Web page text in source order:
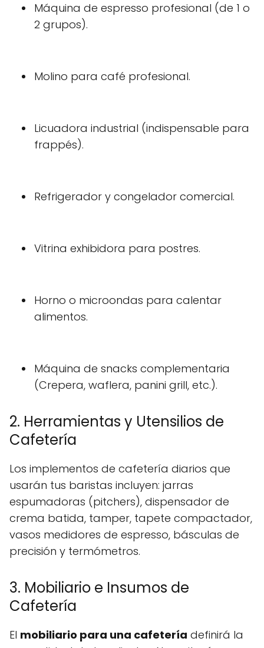
Máquina de espresso profesional (de 1 o
2 grupos).
Molino para café profesional.
Licuadora industrial (indispensable para
frappés).
Refrigerador y congelador comercial.
Vitrina exhibidora para postres.
Horno o microondas para calentar
alimentos.
Máquina de snacks complementaria
(Crepera, waflera, panini grill, etc.).
2. Herramientas y Utensilios de
Cafetería
Los implementos de cafetería diarios que
usarán tus baristas incluyen: jarras
espumadoras (pitchers), dispensador de
crema batida, tamper, tapete compactador,
vasos medidores de espresso, básculas de
precisión y termómetros.
3. Mobiliario e Insumos de
Cafetería
El mobiliario para una cafetería definirá la